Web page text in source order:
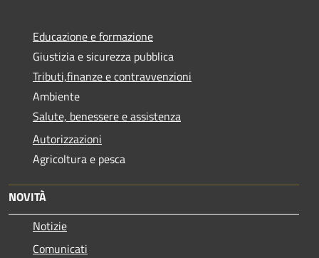
Educazione e formazione
Giustizia e sicurezza pubblica
Tributi,finanze e contravvenzioni
Ambiente
Salute, benessere e assistenza
Autorizzazioni
Agricoltura e pesca
NOVITÀ
Notizie
Comunicati